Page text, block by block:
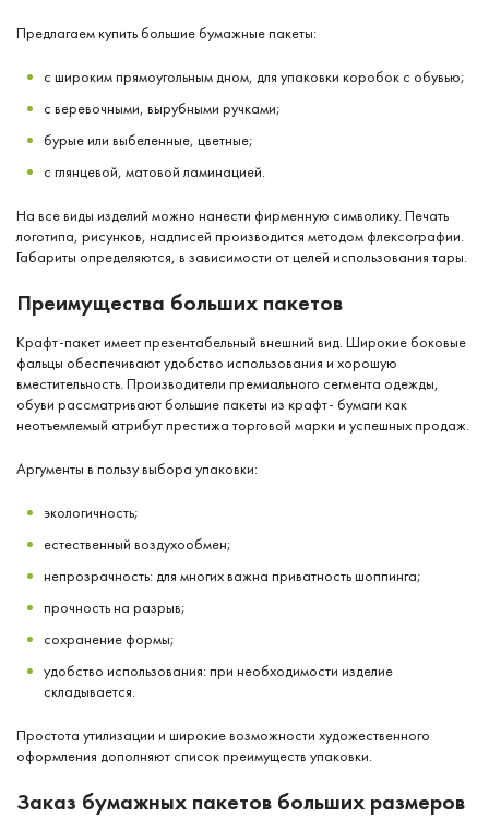
Предлагаем купить большие бумажные пакеты:
с широким прямоугольным дном, для упаковки коробок с обувью;
с веревочными, вырубными ручками;
бурые или выбеленные, цветные;
с глянцевой, матовой ламинацией.
На все виды изделий можно нанести фирменную символику. Печать
логотипа, рисунков, надписей производится методом флексографии.
Габариты определяются, в зависимости от целей использования тары.
Преимущества больших пакетов
Крафт-пакет имеет презентабельный внешний вид. Широкие боковые
фальцы обеспечивают удобство использования и хорошую
вместительность. Производители премиального сегмента одежды,
обуви рассматривают большие пакеты из крафт- бумаги как
неотъемлемый атрибут престижа торговой марки и успешных продаж.
Аргументы в пользу выбора упаковки:
экологичность;
естественный воздухообмен;
непрозрачность: для многих важна приватность шоппинга;
прочность на разрыв;
сохранение формы;
удобство использования: при необходимости изделие
складывается.
Простота утилизации и широкие возможности художественного
оформления дополняют список преимуществ упаковки.
Заказ бумажных пакетов больших размеров